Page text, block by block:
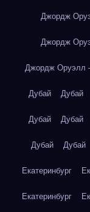
Джордж
Джордж
Джордж Оруэлл
Дубай Дубай
Дубай Дубай
Дубай Дубай
Екатеринбург
Екатеринбург